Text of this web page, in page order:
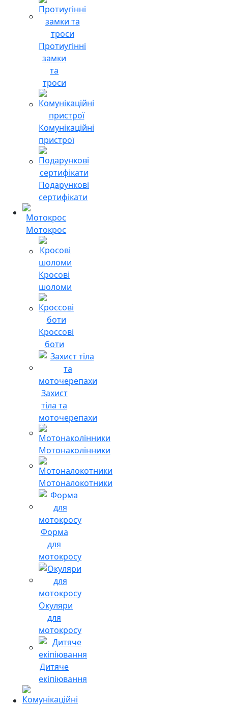
Протиугінні
замки
та
троси
Комунікаційні
пристрої
Подарункові
сертифікати
Мотокрос
Кросові
шоломи
Кроссові
боти
Захист
тіла та
моточерепахи
Мотонаколінники
Мотоналокотники
Форма
для
мотокросу
Окуляри
для
мотокросу
Дитяче
екіпіювання